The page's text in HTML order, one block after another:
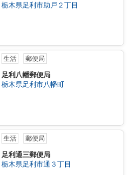
栃木県足利市助戸２丁目
生活 郵便局
足利八幡郵便局
栃木県足利市八幡町
生活 郵便局
足利通三郵便局
栃木県足利市通３丁目